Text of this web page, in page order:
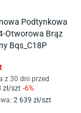
Podtynkowa
Otworowa Brąz
Bqs_C18P
z 30 dni przed
zł/szt -6%
: 2 639 zł/szt